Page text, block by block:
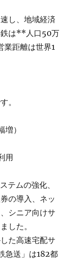
し、地域経済
鉄は**人口50万
距離は世界1
。
）
用
テムの強化、
の導入、ネッ
シニア向けサ
した。
た高速宅配サ
急送」は182都